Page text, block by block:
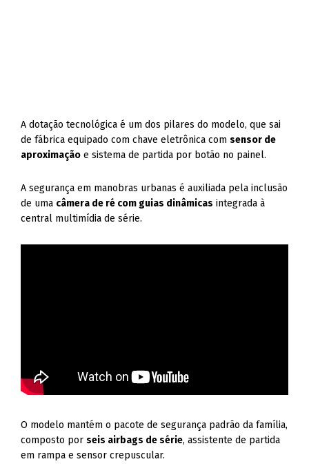
A dotação tecnológica é um dos pilares do modelo, que sai
de fábrica equipado com chave eletrônica comsensor de
aproximação e sistema de partida por botão no painel.
A segurança em manobras urbanas é auxiliada pela inclusão
de uma câmera de ré com guias dinâmicas integrada à
central multimídia de série.
O modelo mantém o pacote de segurança padrão da família,
composto porseis airbags de série, assistente de partida
em rampa e sensor crepuscular.